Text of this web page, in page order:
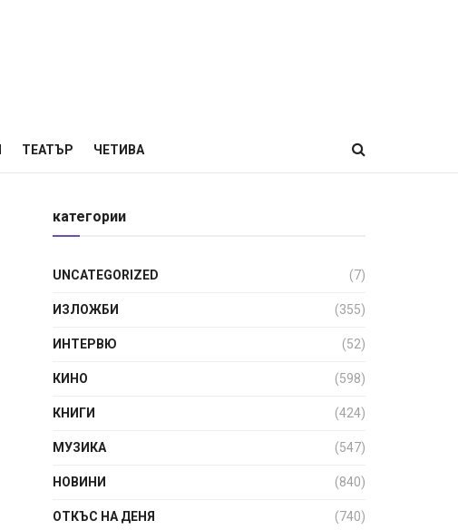
ТЕАТЪР ЧЕТИВА
категории
UNCATEGORIZED (7)
ИЗЛОЖБИ (355)
ИНТЕРВЮ (52)
КИНО (598)
КНИГИ (424)
МУЗИКА (547)
НОВИНИ (840)
ОТКЪС НА ДЕНЯ (740)